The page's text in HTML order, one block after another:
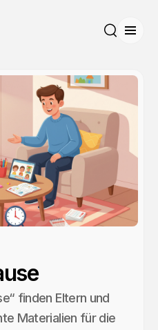
finden Eltern und
Materialien für die